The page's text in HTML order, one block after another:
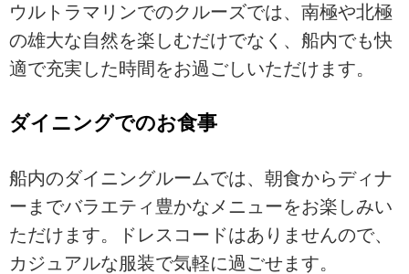
ウルトラマリンでのクルーズでは、南極や北極
の雄大な自然を楽しむだけでなく、船内でも快
適で充実した時間をお過ごしいただけます。
ダイニングでのお食事
船内のダイニングルームでは、朝食からディナ
ーまでバラエティ豊かなメニューをお楽しみい
ただけます。ドレスコードはありませんので、
カジュアルな服装で気軽に過ごせます。